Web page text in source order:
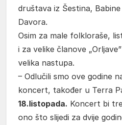
društava iz Šestina,
Davora.
Osim za male folkloraše,
i za velike članove
velika nastupa.
– Odlučili smo ove godine
koncert, također u Terra
18.listopada. Koncert bi
ono što slijedi za dvije